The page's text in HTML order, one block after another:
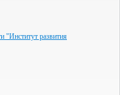
развития